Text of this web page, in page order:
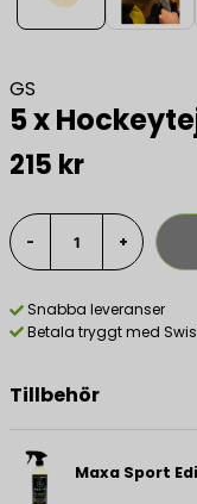
GS
5 x
215 kr
- +
Snabba leveranser
Betala tryggt med
Tillbehör